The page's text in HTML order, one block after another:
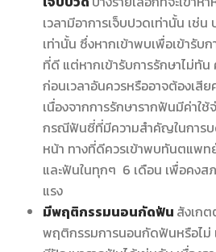
เวลามีอาการเจ็บปวดเท่านั้น เช่
เท่านั้น ซึ่งหากเข้าพบเพื่อเข้ารับ
ที่ดี แต่หากเข้ารับการรักษาไม่
ก่อนเวลาอันควรหรืออาจต้องเสีย
เนื่องจากการรักษารากฟันมีค่าใ
กรณีฟันซี่ที่มีความสำคัญในการ
หน้า ทางที่ดีควรเข้าพบทันตแพท
และฟันในทุกๆ 6 เดือน เพื่อคงส
แรง
มีพฤติกรรมนอนกัดฟัน สังเกต
พฤติกรรมการนอนกัดฟันหรือไม่